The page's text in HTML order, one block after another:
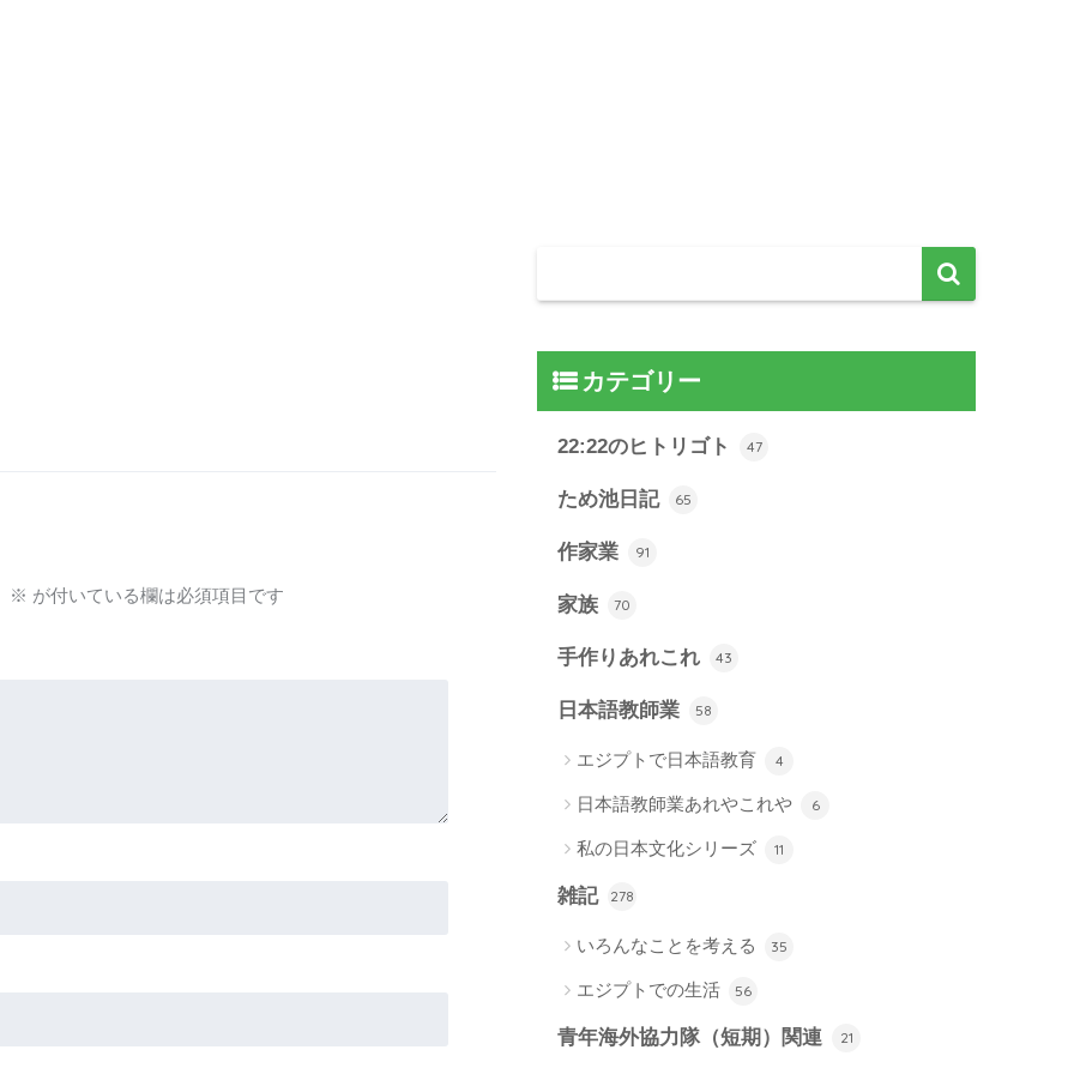
※ が付いている欄は必須項目です
カテゴリー
22:22のヒトリゴト 47
ため池日記 65
作家業 91
家族 70
手作りあれこれ 43
日本語教師業 58
エジプトで日本語教育 4
日本語教師業あれやこれや 6
私の日本文化シリーズ 11
雑記 278
いろんなことを考える 35
エジプトでの生活 56
青年海外協力隊（短期）関連 21